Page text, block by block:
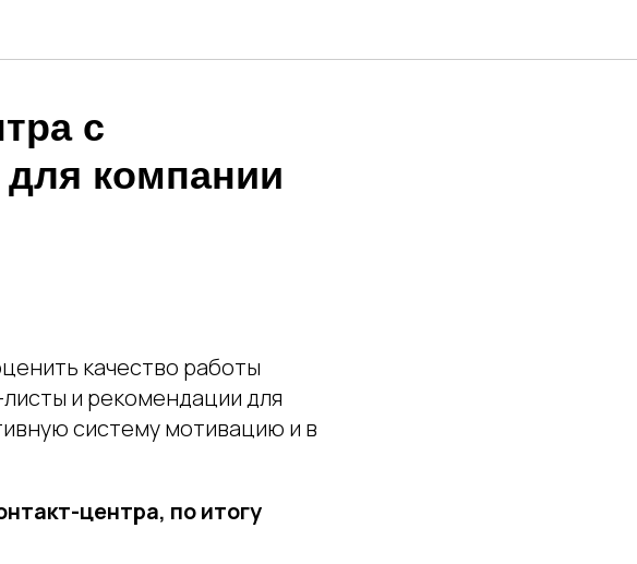
с
компании
качество работы
и рекомендации для
систему мотивацию и в
центра, по итогу